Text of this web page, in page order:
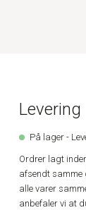
Levering
På lager -
Ordrer lagt
afsendt samme
alle varer
anbefaler vi at